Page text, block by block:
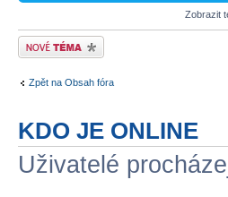
Zobrazit
Odeslat nové téma
Zpět na Obsah fóra
KDO JE ONLINE
Uživatelé